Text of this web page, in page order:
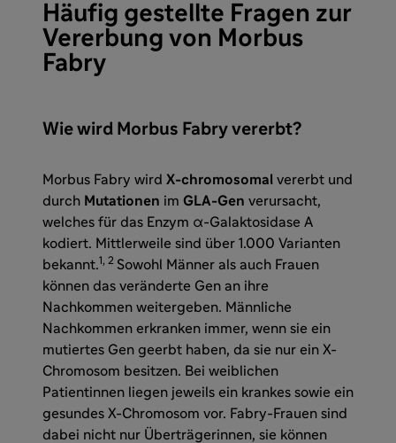
Häufig gestellte Fragen zur
Vererbung von Morbus
Fabry
Wie wird Morbus Fabry vererbt?
Morbus Fabry wird X-chromosomal vererbt und
durch Mutationen im GLA-Gen verursacht,
welches für das Enzym α-Galaktosidase A
kodiert. Mittlerweile sind über 1.000 Varianten
bekannt.1, 2 Sowohl Männer als auch Frauen
können das veränderte Gen an ihre
Nachkommen weitergeben. Männliche
Nachkommen erkranken immer, wenn sie ein
mutiertes Gen geerbt haben, da sie nur ein X-
Chromosom besitzen. Bei weiblichen
Patientinnen liegen jeweils ein krankes sowie ein
gesundes X-Chromosom vor. Fabry-Frauen sind
dabei nicht nur Überträgerinnen, sie können